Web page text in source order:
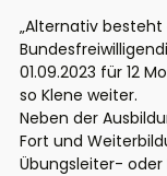
„Alternativ
01.09.2023 für 12
so Klene weiter.
Neben der
Fort und
Übungsleiter-